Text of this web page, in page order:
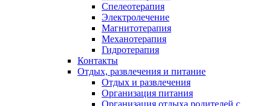
Спелеотерапия
Электролечение
Магнитотерапия
Механотерапия
Гидротерапия
Контакты
Отдых, развлечения и питание
Отдых и развлечения
Организация питания
Организация отдыха родителей с